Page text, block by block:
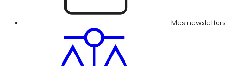
Mes newsletters